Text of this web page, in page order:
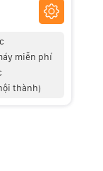
miễn phí
thành)